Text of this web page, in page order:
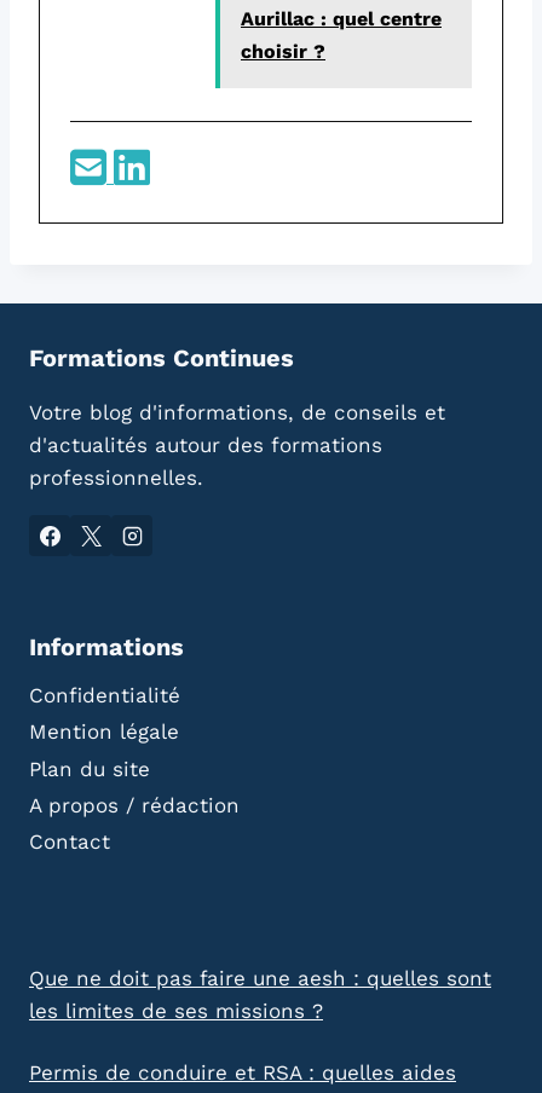
Aurillac : quel centre
choisir ?
Formations Continues
Votre blog d'informations, de conseils et
d'actualités autour des formations
professionnelles.
Informations
Confidentialité
Mention légale
Plan du site
A propos / rédaction
Contact
Que ne doit pas faire une aesh : quelles sont
les limites de ses missions ?
Permis de conduire et RSA : quelles aides